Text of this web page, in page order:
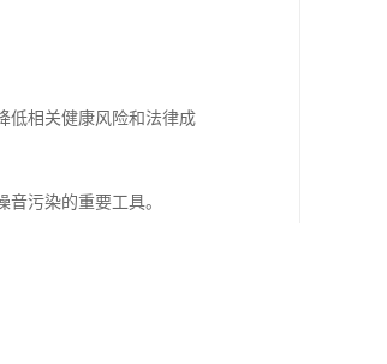
低相关健康风险和法律成
污染的重要工具。